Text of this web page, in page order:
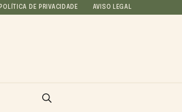
POLÍTICA DE PRIVACIDADE AVISO LEGAL